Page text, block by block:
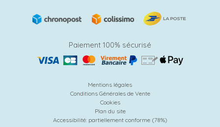
Paiement 100% sécurisé
Mentions légales
Conditions Générales de Vente
Cookies
Plan du site
Accessibilité: partiellement conforme (78%)